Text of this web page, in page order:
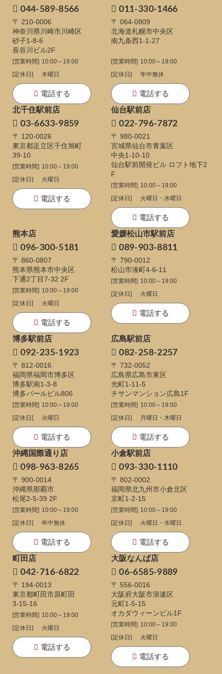
044-589-8566
〒 210-0006
神奈川県川崎市川崎区
砂子1-8-6
長谷川ビル2F
[営業時間] 10:00～19:00
[定休日]
木曜日
電話する
011-330-1466
〒 064-0809
北海道札幌市中央区
南九条西1-1-27
[営業時間] 10:00～19:00
[定休日]
年中無休
電話する
北千住駅前店
03-6633-9859
〒 120-0026
東京都足立区千住旭町
39-10
[営業時間] 10:00～19:00
[定休日]
火曜日
電話する
仙台駅前店
022-796-7872
〒 980-0021
宮城県仙台市青葉区
中央1-10-10
仙台駅前開発ビル ロフト地下2
F
[営業時間] 10:00～19:00
[定休日]
火曜日・水曜日
電話する
熊本店
096-300-5181
〒 860-0807
熊本県熊本市中央区
下通2丁目7-32 2F
[営業時間] 10:00～19:00
[定休日]
火曜日
電話する
愛媛松山市駅前店
089-903-8811
〒 790-0012
松山市湊町4-6-11
[営業時間] 10:00～19:00
[定休日]
火曜日
電話する
博多駅前店
092-235-1923
〒 812-0016
福岡県福岡市博多区
博多駅南1-3-8
博多パールビル806
[営業時間] 10:00～19:00
[定休日]
火曜日
電話する
広島駅前店
082-258-2257
〒 732-0052
広島県広島市東区
光町1-11-5
チサンマンション広島1F
[営業時間] 10:00～19:00
[定休日]
月曜日・木曜日
電話する
沖縄国際通り店
098-963-8265
〒 900-0014
沖縄県那覇市
松尾2-5-39 2F
[営業時間] 10:00～19:00
[定休日]
年中無休
電話する
小倉駅前店
093-330-1110
〒 802-0002
福岡県北九州市小倉北区
京町1-2-15
[営業時間] 10:00～19:00
[定休日]
火曜日・水曜日
電話する
町田店
042-716-6822
〒 194-0013
東京都町田市原町田
3-15-16
[営業時間] 10:00～19:00
[定休日]
火曜日
電話する
大阪なんば店
06-6585-9889
〒 556-0016
大阪府大阪市浪速区
元町1-5-15
オカダウィーンビル1F
[営業時間] 10:00～19:00
[定休日]
火曜日
電話する